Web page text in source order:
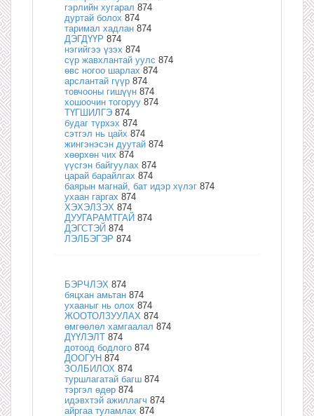
гэрлийн хугарал 874
дуртай болох 874
таримал хадлан 874
ДЭГДҮҮР 874
нэгийгээ үзэх 874
сүр жавхлантай уулс 874
өвс ногоо шарлах 874
арслантай гүүр 874
товчооны гишүүн 874
хошоочин тогоруу 874
ТҮГШИЛГЭ 874
будаг түрхэх 874
сэтгэл нь цайх 874
жингэнэсэн дуутай 874
хөөрхөн чих 874
үүсгэн байгуулах 874
царай барайлгах 874
баярын магнай, бат идэр хүлэг 874
ухаан гаргах 874
ХЭХЭЛЗЭХ 874
ДУУГАРАМТГАЙ 874
ДЭГСТЭЙ 874
ЛЭЛБЭГЭР 874
БЭРЧЛЭХ 874
бяцхан амьтан 874
ухааныг нь олох 874
ЖООТОЛЗУУЛАХ 874
өмгөөлөл хамгаалал 874
ДҮҮЛЭЛТ 874
дотоод бодлого 874
ДООГУН 874
ЗОЛБИЛОХ 874
туршлагатай багш 874
тэргэл өдөр 874
идэвхтэй ажиллагч 874
айргаа туламлах 874